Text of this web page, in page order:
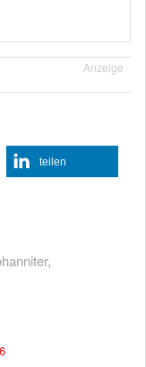
Anzeige
teilen
,